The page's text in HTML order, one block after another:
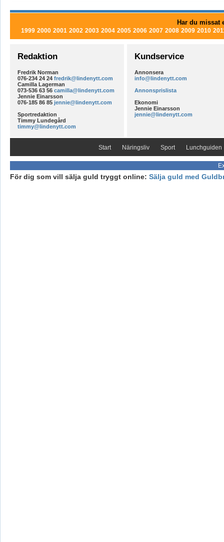
Har du missat
1999 2000 2001 2002 2003 2004 2005 2006 2007 2008 2009 2010
Redaktion
Fredrik Norman
076-234 24 24 fredrik@lindenytt.com
Camilla Lagerman
073-536 63 56 camilla@lindenytt.com
Jennie Einarsson
076-185 86 85 jennie@lindenytt.com
Sportredaktion
Timmy Lundegård
timmy@lindenytt.com
Kundservice
Annonsera
info@lindenytt.com
Annonsprislista
Ekonomi
Jennie Einarsson
jennie@lindenytt.com
Start Näringsliv Sport Lunchguiden
För dig som vill sälja guld tryggt online: Sälja guld med